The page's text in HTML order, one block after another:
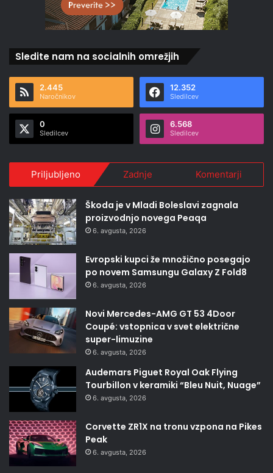
Sledite nam na socialnih omrežjih
2.445
Naročnikov
12.352
Sledilcev
0
Sledilcev
6.568
Sledilcev
Priljubljeno Zadnje Komentarji
Škoda je v Mladi Boleslavi zagnala
proizvodnjo novega Peaqa
6. avgusta, 2026
Evropski kupci že množično posegajo
po novem Samsungu Galaxy Z Fold8
6. avgusta, 2026
Novi Mercedes-AMG GT 53 4Door
Coupé: vstopnica v svet električne
super-limuzine
6. avgusta, 2026
Audemars Piguet Royal Oak Flying
Tourbillon v keramiki “Bleu Nuit, Nuage”
6. avgusta, 2026
Corvette ZR1X na tronu vzpona na Pikes
Peak
6. avgusta, 2026